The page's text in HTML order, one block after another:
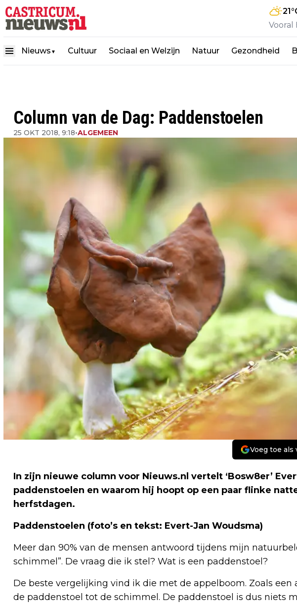
21
Vooral
Nieuws ▼ Cultuur Sociaal en Welzijn Natuur Gezondheid
Column van de Dag: Paddenstoelen
25 OKT 2018, 9:18•ALGEMEEN
Voeg toe als
In zijn nieuwe column voor Nieuws.nl vertelt ‘Bosw8er’
paddenstoelen en waarom hij hoopt op een paar flinke
herfstdagen.
Paddenstoelen (foto’s en tekst: Evert-Jan Woudsma)
Meer dan 90% van de mensen antwoord tijdens mijn
schimmel”. De vraag die ik stel? Wat is een paddenstoel?
De beste vergelijking vind ik die met de appelboom. Zoals
de paddenstoel tot de schimmel. De paddenstoel is dus niets